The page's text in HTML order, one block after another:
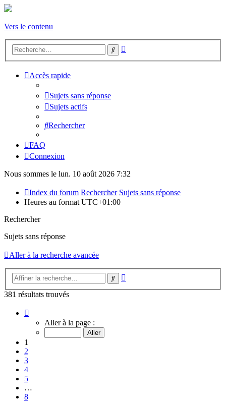
Vers le contenu
Rechercher
Accès rapide
Sujets sans réponse
Sujets actifs
Rechercher
FAQ
Connexion
Nous sommes le lun. 10 août 2026 7:32
Index du forum Rechercher Sujets sans réponse
Heures au format UTC+01:00
Rechercher
Sujets sans réponse
Aller à la recherche avancée
Rechercher
381 résultats trouvés
sur
Aller à la page :
1
2
3
4
5
…
8